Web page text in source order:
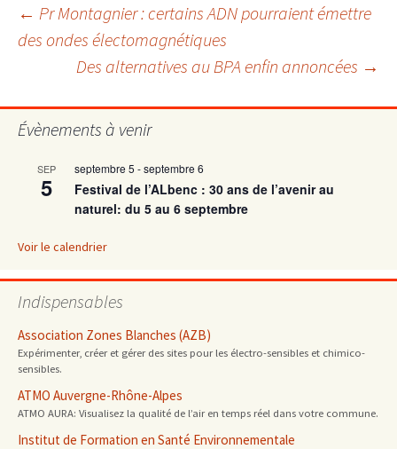
Navigation
articles
← Pr Montagnier : certains ADN pourraient émettre
des ondes électomagnétiques
Des alternatives au BPA enfin annoncées →
Évènements à venir
SEP
5
septembre 5 -septembre 6
Festival de l’ALbenc : 30 ans de l’avenir au
naturel: du 5 au 6 septembre
Voir le calendrier
Indispensables
Association Zones Blanches (AZB)
Expérimenter, créer et gérer des sites pour les électro-sensibles et chimico-
sensibles.
ATMO Auvergne-Rhône-Alpes
ATMO AURA: Visualisez la qualité de l’air en temps réel dans votre commune.
Institut de Formation en Santé Environnementale